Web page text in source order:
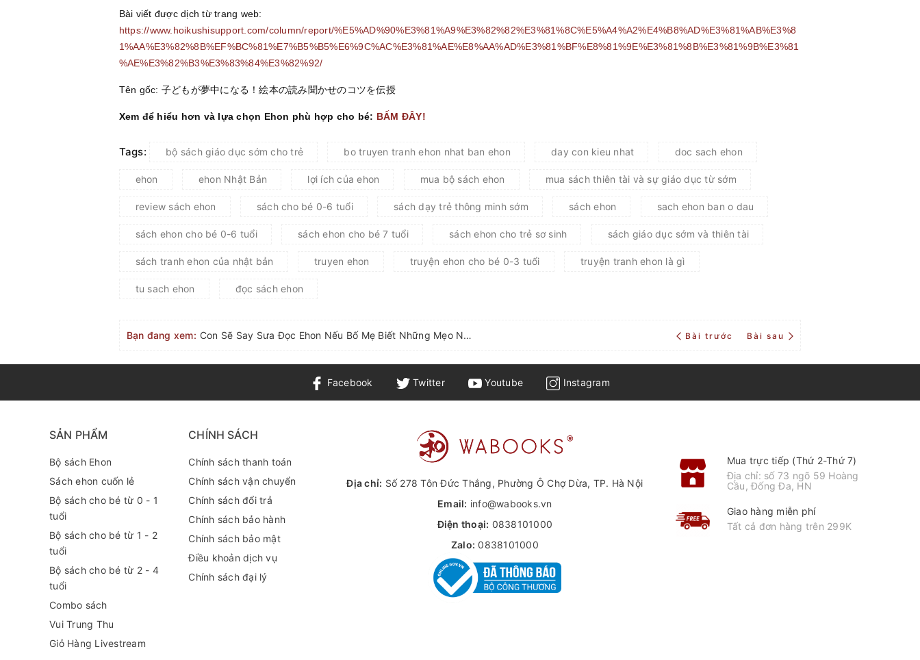
Bài viết được dịch từ trang web:
https://www.hoikushisupport.com/column/report/%E5%AD%90%E3%81%A9%E3%82%82%E3%81%8C%E5%A4%A2%E4%B8%AD%E3%81%AB%E3%8
1%AA%E3%82%8B%EF%BC%81%E7%B5%B5%E6%9C%AC%E3%81%AE%E8%AA%AD%E3%81%BF%E8%81%9E%E3%81%8B%E3%81%9B%E3%81
%AE%E3%82%B3%E3%83%84%E3%82%92/
Tên gốc: 子どもが夢中になる！絵本の読み聞かせのコツを伝授
Xem để hiểu hơn và lựa chọn Ehon phù hợp cho bé: BẤM ĐÂY!
Tags: bộ sách giáo dục sớm cho trẻ bo truyen tranh ehon nhat ban ehon day con kieu nhat doc sach ehon
ehon ehon Nhật Bản lợi ích của ehon mua bộ sách ehon mua sách thiên tài và sự giáo dục từ sớm
review sách ehon sách cho bé 0-6 tuổi sách dạy trẻ thông minh sớm sách ehon sach ehon ban o dau
sách ehon cho bé 0-6 tuổi sách ehon cho bé 7 tuổi sách ehon cho trẻ sơ sinh sách giáo dục sớm và thiên tài
sách tranh ehon của nhật bản truyen ehon truyện ehon cho bé 0-3 tuổi truyện tranh ehon là gì
tu sach ehon đọc sách ehon
Bạn đang xem: Con Sẽ Say Sưa Đọc Ehon Nếu Bố Mẹ Biết Những Mẹo Này Bài trước Bài sau
Facebook Twitter Youtube Instagram
SẢN PHẨM
Bộ sách Ehon
Sách ehon cuốn lẻ
Bộ sách cho bé từ 0 - 1
tuổi
Bộ sách cho bé từ 1 - 2
tuổi
Bộ sách cho bé từ 2 - 4
tuổi
Combo sách
Vui Trung Thu
Giỏ Hàng Livestream
CHÍNH SÁCH
Chính sách thanh toán
Chính sách vận chuyển
Chính sách đổi trả
Chính sách bảo hành
Chính sách bảo mật
Điều khoản dịch vụ
Chính sách đại lý
Địa chỉ: Số 278 Tôn Đức Thắng, Phường Ô Chợ Dừa, TP. Hà Nội
Email: info@wabooks.vn
Điện thoại: 0838101000
Zalo: 0838101000
Mua trực tiếp (Thứ 2-Thứ 7)
Địa chỉ: số 73 ngõ 59 Hoàng
Cầu, Đống Đa, HN
Giao hàng miễn phí
Tất cả đơn hàng trên 299K